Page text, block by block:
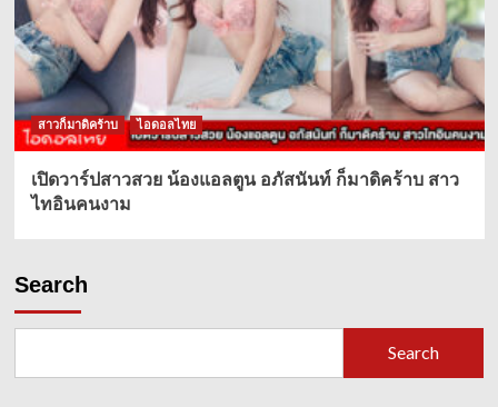
สาวก็มาดิคร้าบ ไอดอลไทย
เปิดวาร์ปสาวสวย น้องแอลตูน อภัสนันท์ ก็มาดิคร้าบ สาว
ไทอินคนงาม
Search
Search